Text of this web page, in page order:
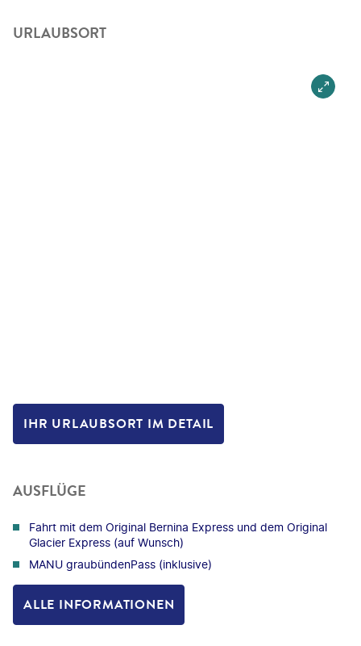
URLAUBSORT
IHR URLAUBSORT IM DETAIL
AUSFLÜGE
Fahrt mit dem Original Bernina Express und dem Original
Glacier Express (auf Wunsch)
MANU graubündenPass (inklusive)
ALLE INFORMATIONEN